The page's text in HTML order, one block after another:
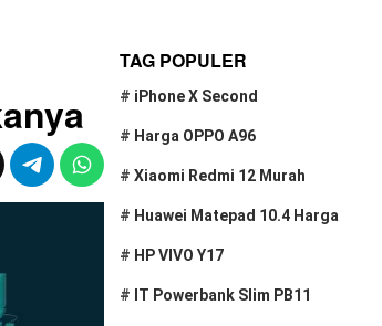
TAG POPULER
# iPhone X Second
# Harga OPPO A96
#Xiaomi Redmi 12 Murah
# Huawei Matepad 10.4 Harga
# HP VIVO Y17
# IT Powerbank Slim PB11